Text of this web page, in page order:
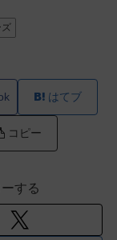
はてブ
コピー
する